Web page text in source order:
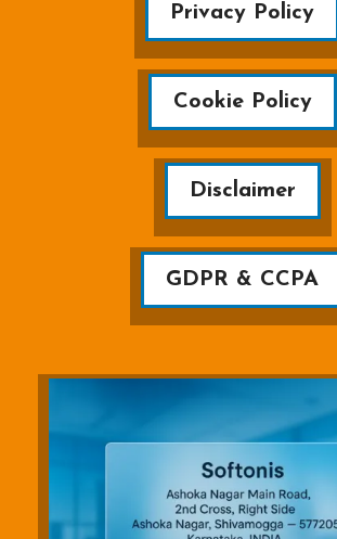
Privacy Policy
Cookie Policy
Disclaimer
GDPR & CCPA